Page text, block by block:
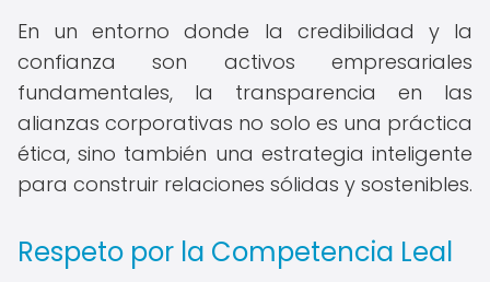
En un entorno donde la credibilidad y la
confianza son activos empresariales
fundamentales, la transparencia en las
alianzas corporativas no solo es una práctica
ética, sino también una estrategia inteligente
para construir relaciones sólidas y sostenibles.
Respeto por la Competencia Leal